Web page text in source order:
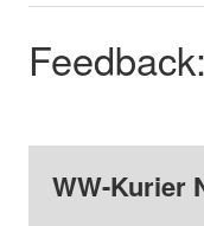
Feedback:
WW-Kurier